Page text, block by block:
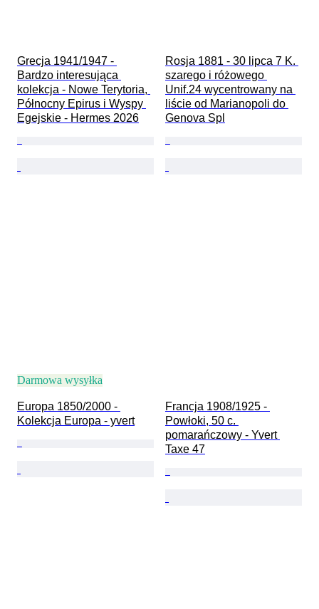
Grecja 1941/1947 -
Bardzo interesująca
kolekcja - Nowe Terytoria,
Północny Epirus i Wyspy
Egejskie - Hermes 2026
Rosja 1881 - 30 lipca 7 K.
szarego i różowego
Unif.24 wycentrowany na
liście od Marianopoli do
Genova Spl
Darmowa wysyłka
Europa 1850/2000 -
Kolekcja Europa - yvert
Francja 1908/1925 -
Powłoki, 50 c.
pomarańczowy - Yvert
Taxe 47